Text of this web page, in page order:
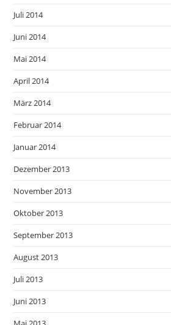
Juli 2014
Juni 2014
Mai 2014
April 2014
März 2014
Februar 2014
Januar 2014
Dezember 2013
November 2013
Oktober 2013
September 2013
August 2013
Juli 2013
Juni 2013